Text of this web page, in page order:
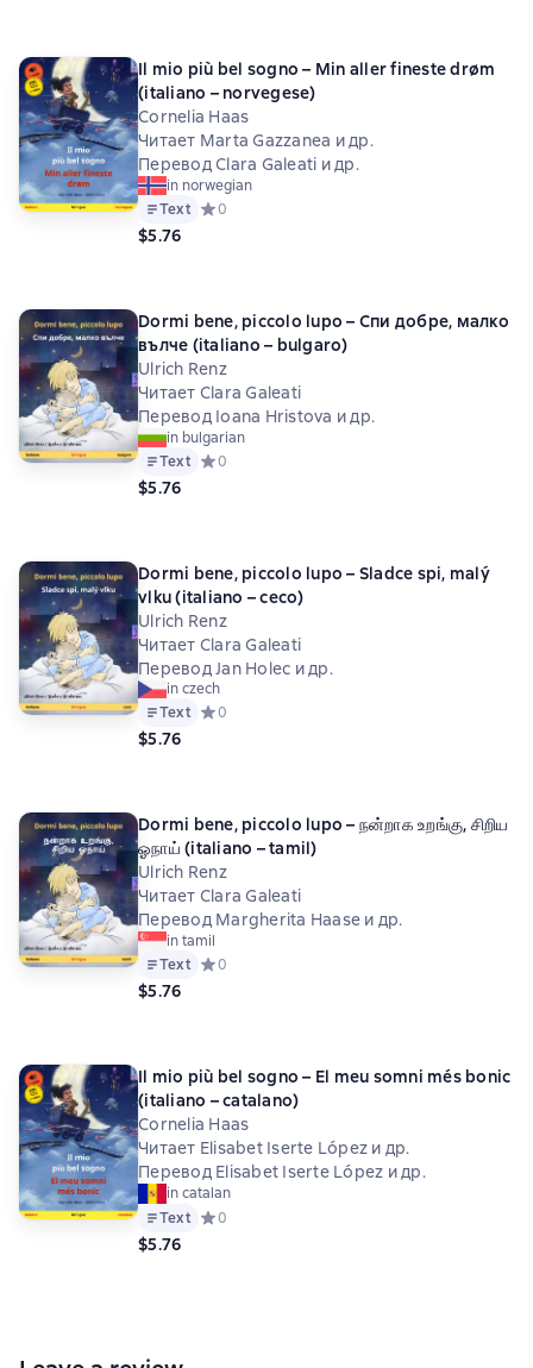
Il mio più bel sogno – Min aller fineste drøm
(italiano – norvegese)
Cornelia Haas
Читает Marta Gazzanea и др.
Перевод Clara Galeati и др.
in norwegian
Text Средний рейтинг 0 на основе 0 оценок
0
$5.76
Dormi bene, piccolo lupo – Спи добре, малко
вълче (italiano – bulgaro)
Ulrich Renz
Читает Clara Galeati
Перевод Ioana Hristova и др.
in bulgarian
Text Средний рейтинг 0 на основе 0 оценок
0
$5.76
Dormi bene, piccolo lupo – Sladce spi, malý
vlku (italiano – ceco)
Ulrich Renz
Читает Clara Galeati
Перевод Jan Holec и др.
in czech
Text Средний рейтинг 0 на основе 0 оценок
0
$5.76
Dormi bene, piccolo lupo – நன்றாக உறங்கு, சிறிய
ஓநாய் (italiano – tamil)
Ulrich Renz
Читает Clara Galeati
Перевод Margherita Haase и др.
in tamil
Text Средний рейтинг 0 на основе 0 оценок
0
$5.76
Il mio più bel sogno – El meu somni més bonic
(italiano – catalano)
Cornelia Haas
Читает Elisabet Iserte López и др.
Перевод Elisabet Iserte López и др.
in catalan
Text Средний рейтинг 0 на основе 0 оценок
0
$5.76